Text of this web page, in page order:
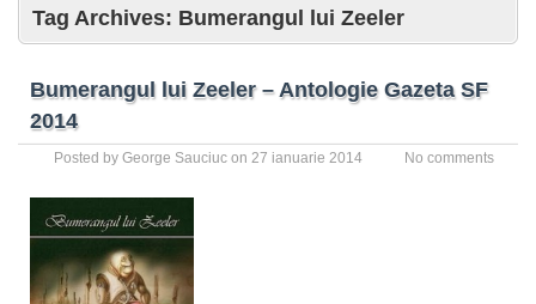
Tag Archives: Bumerangul lui Zeeler
Bumerangul lui Zeeler – Antologie Gazeta SF
2014
Posted by George Sauciuc on 27 ianuarie 2014 No comments